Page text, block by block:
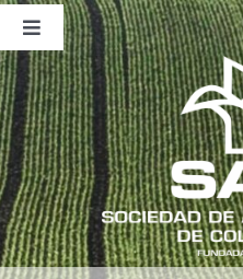
Saltar
contenido
Toggle
Navigation
Nosotros
Publicaciones
Sala de Prensa
Eventos